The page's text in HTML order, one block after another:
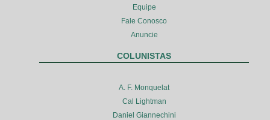
Equipe
Fale Conosco
Anuncie
COLUNISTAS
A. F. Monquelat
Cal Lightman
Daniel Giannechini